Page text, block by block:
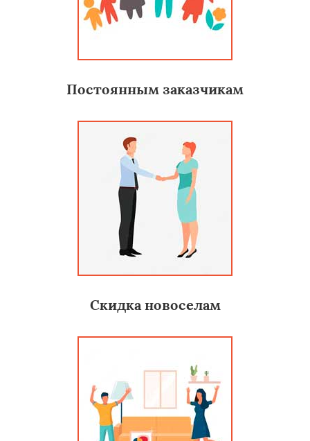
Постоянным заказчикам
Скидка новоселам